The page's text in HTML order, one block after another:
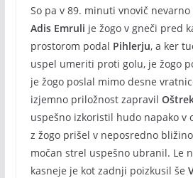
So pa v 89. minuti vnovič
Adis Emruli je žogo v gneči pred
prostorom podal Pihlerju, a ker
uspel umeriti proti golu, je žogo
je žogo poslal mimo desne
izjemno priložnost zapravil
uspešno izkoristil hudo napako v
z žogo prišel v neposredno
močan strel uspešno ubranil. Le
kasneje je kot zadnji poizkusil še